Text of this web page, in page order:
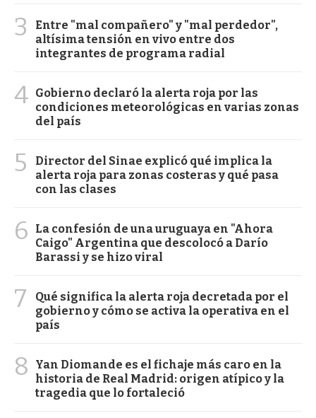
3
Entre "mal compañero" y "mal perdedor",
altísima tensión en vivo entre dos
integrantes de programa radial
4 Gobierno declaró la alerta roja por las
condiciones meteorológicas en varias zonas
del país
5
Director del Sinae explicó qué implica la
alerta roja para zonas costeras y qué pasa
con las clases
6
La confesión de una uruguaya en "Ahora
Caigo" Argentina que descolocó a Darío
Barassi y se hizo viral
7
Qué significa la alerta roja decretada por el
gobierno y cómo se activa la operativa en el
país
8
Yan Diomande es el fichaje más caro en la
historia de Real Madrid: origen atípico y la
tragedia que lo fortaleció